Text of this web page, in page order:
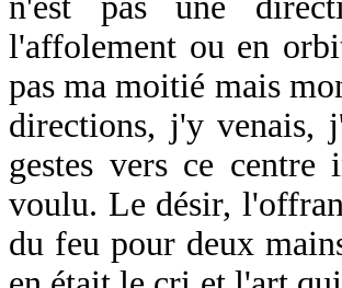
l'affolement ou en
pas ma moitié mais
directions, j'y venais,
gestes vers ce centre
voulu. Le désir,
du feu pour deux